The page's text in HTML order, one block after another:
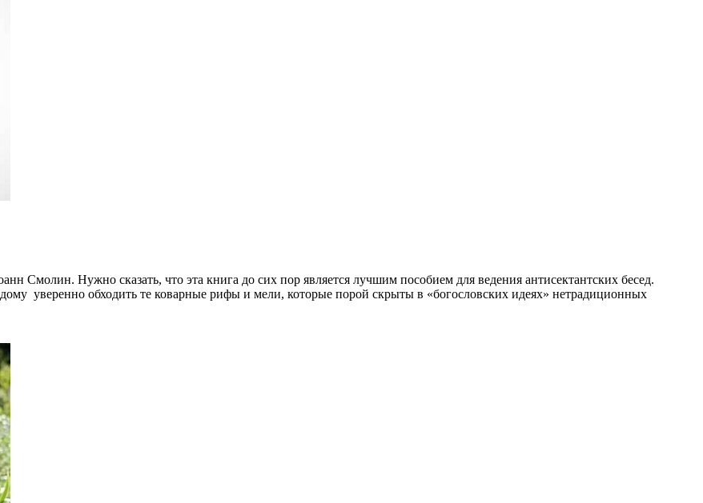
Смолин. Нужно сказать, что эта книга до сих пор является лучшим пособием для ведения антисектантских бесед.
уверенно обходить те коварные рифы и мели, которые порой скрыты в «богословских идеях» нетрадиционных